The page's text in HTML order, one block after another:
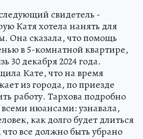
свидетель -
Катя хотела нанять для
Она сказала, что помощь
в 5-комнатной квартире,
30 декабря 2024 года.
Кате, что на время
из города, по приезде
работу. Тархова подробно
нюансами: узнавала,
как долго будет длиться
что все должно быть убрано